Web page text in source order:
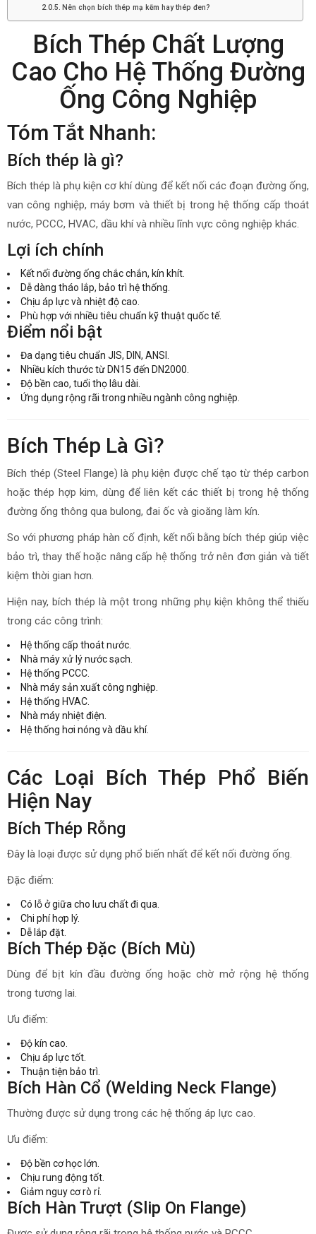
Nên chọn bích thép mạ kẽm hay thép đen?
Bích Thép Chất Lượng
Cao Cho Hệ Thống Đường
Ống Công Nghiệp
Tóm Tắt Nhanh:
Bích thép là gì?
Bích thép là phụ kiện cơ khí dùng để kết nối các đoạn đường ống,
van công nghiệp, máy bơm và thiết bị trong hệ thống cấp thoát
nước, PCCC, HVAC, dầu khí và nhiều lĩnh vực công nghiệp khác.
Lợi ích chính
Kết nối đường ống chắc chắn, kín khít.
Dễ dàng tháo lắp, bảo trì hệ thống.
Chịu áp lực và nhiệt độ cao.
Phù hợp với nhiều tiêu chuẩn kỹ thuật quốc tế.
Điểm nổi bật
Đa dạng tiêu chuẩn JIS, DIN, ANSI.
Nhiều kích thước từ DN15 đến DN2000.
Độ bền cao, tuổi thọ lâu dài.
Ứng dụng rộng rãi trong nhiều ngành công nghiệp.
Bích Thép Là Gì?
Bích thép (Steel Flange) là phụ kiện được chế tạo từ thép carbon
hoặc thép hợp kim, dùng để liên kết các thiết bị trong hệ thống
đường ống thông qua bulong, đai ốc và gioăng làm kín.
So với phương pháp hàn cố định, kết nối bằng bích thép giúp việc
bảo trì, thay thế hoặc nâng cấp hệ thống trở nên đơn giản và tiết
kiệm thời gian hơn.
Hiện nay, bích thép là một trong những phụ kiện không thể thiếu
trong các công trình:
Hệ thống cấp thoát nước.
Nhà máy xử lý nước sạch.
Hệ thống PCCC.
Nhà máy sản xuất công nghiệp.
Hệ thống HVAC.
Nhà máy nhiệt điện.
Hệ thống hơi nóng và dầu khí.
Các Loại Bích Thép Phổ Biến
Hiện Nay
Bích Thép Rỗng
Đây là loại được sử dụng phổ biến nhất để kết nối đường ống.
Đặc điểm:
Có lỗ ở giữa cho lưu chất đi qua.
Chi phí hợp lý.
Dễ lắp đặt.
Bích Thép Đặc (Bích Mù)
Dùng để bịt kín đầu đường ống hoặc chờ mở rộng hệ thống
trong tương lai.
Ưu điểm:
Độ kín cao.
Chịu áp lực tốt.
Thuận tiện bảo trì.
Bích Hàn Cổ (Welding Neck Flange)
Thường được sử dụng trong các hệ thống áp lực cao.
Ưu điểm:
Độ bền cơ học lớn.
Chịu rung động tốt.
Giảm nguy cơ rò rỉ.
Bích Hàn Trượt (Slip On Flange)